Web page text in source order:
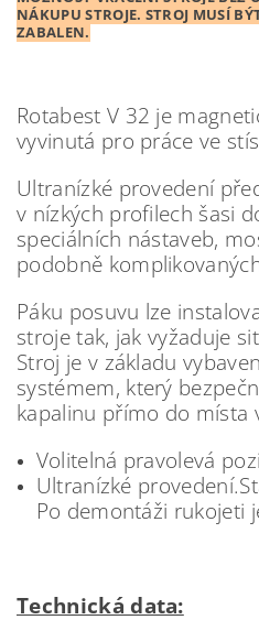
NÁKUPU STROJE. STROJ MUSÍ
ZABALEN.
Rotabest V 32 je
vyvinutá pro práce ve
Ultranízké provedení
v nízkých profilech šasi
speciálních nástaveb,
podobně
Páku posuvu lze
stroje tak, jak vyžaduje
Stroj je v základu
systémem, který
kapalinu přímo do místa
Volitelná pravolevá
Ultranízké
Po demontáži rukojeti
Technická data: